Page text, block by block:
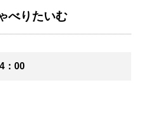
べりたいむ
：00